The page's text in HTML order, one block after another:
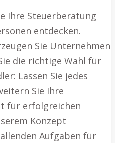
Ihre Steuerberatung
entdecken.
Sie Unternehmen
die richtige Wahl für
Lassen Sie jedes
Sie Ihre
für erfolgreichen
Konzept
Aufgaben für